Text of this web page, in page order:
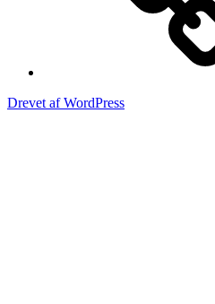
Drevet af WordPress